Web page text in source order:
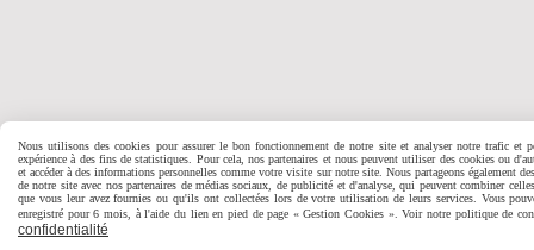
Nous utilisons des cookies pour assurer le bon fonctionnement de notre site et analyser notre trafic et
expérience à des fins de statistiques. Pour cela, nos partenaires et nous peuvent utiliser des cookies ou
et accéder à des informations personnelles comme votre visite sur notre site. Nous partageons également
de notre site avec nos partenaires de médias sociaux, de publicité et d'analyse, qui peuvent combiner
que vous leur avez fournies ou qu'ils ont collectées lors de votre utilisation de leurs services. Vous
enregistré pour 6 mois, à l'aide du lien en pied de page « Gestion Cookies ». Voir notre politique de
confidentialité